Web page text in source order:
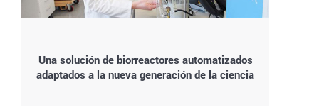
Una solución de biorreactores automatizados
adaptados a la nueva generación de la ciencia